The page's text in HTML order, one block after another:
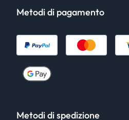
Metodi di pagamento
Metodi di spedizione